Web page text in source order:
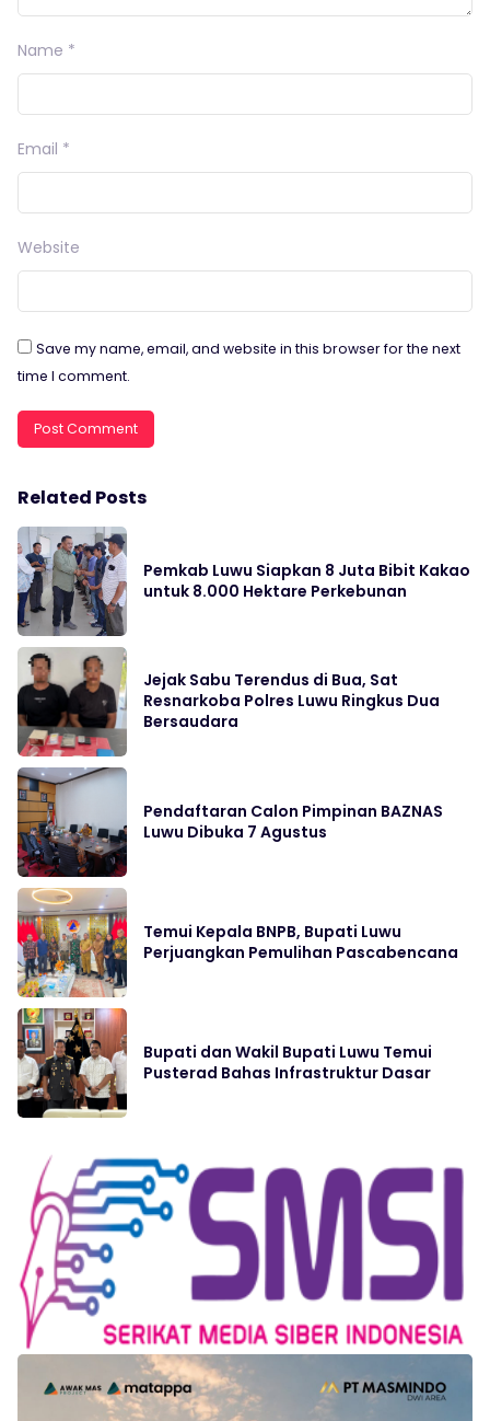
Name *
Email *
Website
Save my name, email, and website in this browser for the next
time I comment.
Related Posts
Pemkab Luwu Siapkan 8 Juta Bibit Kakao
untuk 8.000 Hektare Perkebunan
Jejak Sabu Terendus di Bua, Sat
Resnarkoba Polres Luwu Ringkus Dua
Bersaudara
Pendaftaran Calon Pimpinan BAZNAS
Luwu Dibuka 7 Agustus
Temui Kepala BNPB, Bupati Luwu
Perjuangkan Pemulihan Pascabencana
Bupati dan Wakil Bupati Luwu Temui
Pusterad Bahas Infrastruktur Dasar